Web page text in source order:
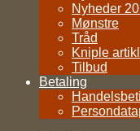
Nyheder
Mønstre
Tråd
Kniple
Tilbud
Betaling